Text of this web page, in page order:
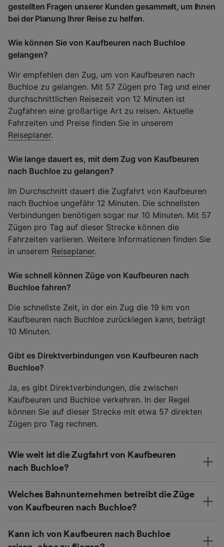
gestellten Fragen unserer Kunden gesammelt, um Ihnen
bei der Planung Ihrer Reise zu helfen.
Wie können Sie von Kaufbeuren nach Buchloe
gelangen?
Wir empfehlen den Zug, um von Kaufbeuren nach
Buchloe zu gelangen. Mit 57 Zügen pro Tag und einer
durchschnittlichen Reisezeit von 12 Minuten ist
Zugfahren eine großartige Art zu reisen. Aktuelle
Fahrzeiten und Preise finden Sie in unserem
Reiseplaner.
Wie lange dauert es, mit dem Zug von Kaufbeuren
nach Buchloe zu gelangen?
Im Durchschnitt dauert die Zugfahrt von Kaufbeuren
nach Buchloe ungefähr 12 Minuten. Die schnellsten
Verbindungen benötigen sogar nur 10 Minuten. Mit 57
Zügen pro Tag auf dieser Strecke können die
Fahrzeiten variieren. Weitere Informationen finden Sie
in unserem Reiseplaner.
Wie schnell können Züge von Kaufbeuren nach
Buchloe fahren?
Die schnellste Zeit, in der ein Zug die 19 km von
Kaufbeuren nach Buchloe zurücklegen kann, beträgt
10 Minuten.
Gibt es Direktverbindungen von Kaufbeuren nach
Buchloe?
Ja, es gibt Direktverbindungen, die zwischen
Kaufbeuren und Buchloe verkehren. In der Regel
können Sie auf dieser Strecke mit etwa 57 direkten
Zügen pro Tag rechnen.
Wie weit ist die Zugfahrt von Kaufbeuren
nach Buchloe?
Welches Bahnunternehmen betreibt die Züge
von Kaufbeuren nach Buchloe?
Kann ich von Kaufbeuren nach Buchloe